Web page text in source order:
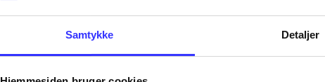
Samtykke Detaljer
...